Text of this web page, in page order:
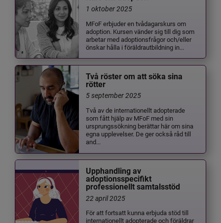
1 oktober 2025
MFoF erbjuder en tvådagarskurs om
adoption. Kursen vänder sig till dig som
arbetar med adoptionsfrågor och/eller
önskar hålla i föräldrautbildning in...
Två röster om att söka sina
rötter
5 september 2025
Två av de internationellt adopterade
som fått hjälp av MFoF med sin
ursprungssökning berättar här om sina
egna upplevelser. De ger också råd till
and...
Upphandling av
adoptionsspecifikt
professionellt samtalsstöd
22 april 2025
För att fortsatt kunna erbjuda stöd till
internationellt adopterade och föräldrar